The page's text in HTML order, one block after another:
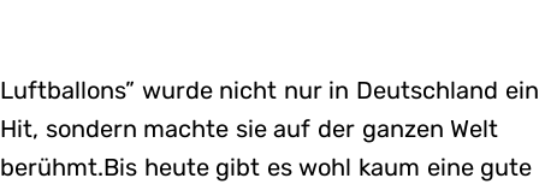
Luftballons” wurde nicht nur in Deutschland ein
Hit, sondern machte sie auf der ganzen Welt
berühmt.Bis heute gibt es wohl kaum eine gute